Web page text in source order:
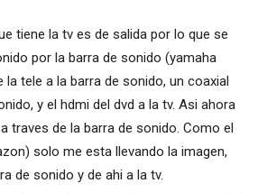
tiene la tv es de salida por lo que se
por la barra de sonido (yamaha
la tele a la barra de sonido, un coaxial
y el hdmi del dvd a la tv. Asi ahora
traves de la barra de sonido. Como el
solo me esta llevando la imagen,
de sonido y de ahi a la tv.